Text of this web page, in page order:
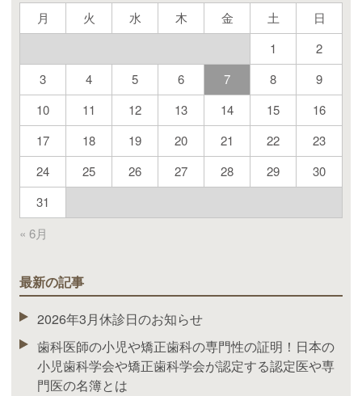
月 火 水 木 金 土 日
« 6月
1
2
3
4 5 6 7 8
9
10
11 12 13 14 15
16
17
18 19 20 21 22
23
24
25 26 27 28 29
30
31
最新の記事
2026年3月休診日のお知らせ
歯科医師の小児や矯正歯科の専門性の証明！日本の
小児歯科学会や矯正歯科学会が認定する認定医や専
門医の名簿とは